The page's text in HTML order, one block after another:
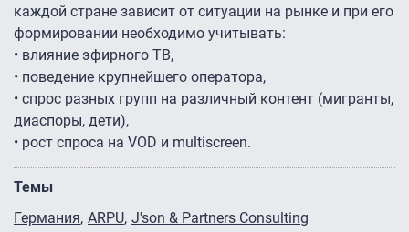
каждой стране зависит от ситуации на рынке и при его
формировании необходимо учитывать:
• влияние эфирного ТВ,
• поведение крупнейшего оператора,
• спрос разных групп на различный контент (мигранты,
диаспоры, дети),
• рост спроса на VOD и multiscreen.
Темы
Германия ARPU J'son & Partners Consulting